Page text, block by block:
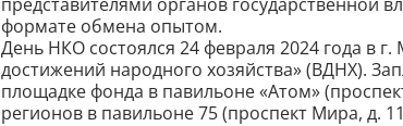
формате обмена опытом.
День НКО состоялся 24 февраля 2024 года в
достижений народного хозяйства» (ВДНХ).
площадке фонда в павильоне «Атом»
регионов в павильоне 75 (проспект Мира, д.